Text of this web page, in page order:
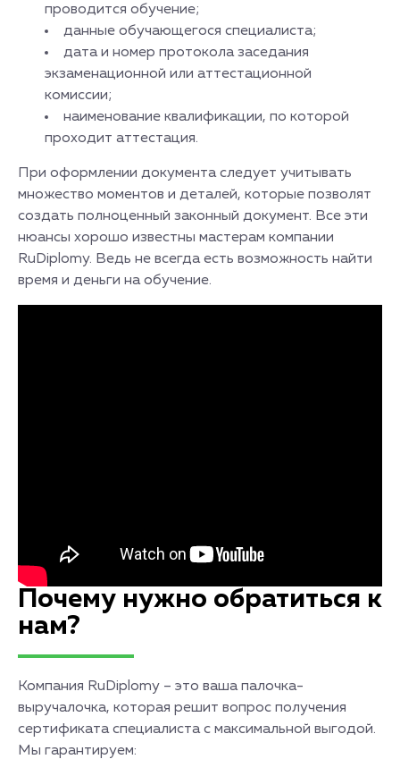
проводится обучение;
данные обучающегося специалиста;
дата и номер протокола заседания
экзаменационной или аттестационной
комиссии;
наименование квалификации, по которой
проходит аттестация.
При оформлении документа следует учитывать
множество моментов и деталей, которые позволят
создать полноценный законный документ. Все эти
нюансы хорошо известны мастерам компании
RuDiplomy. Ведь не всегда есть возможность найти
время и деньги на обучение.
Почему нужно обратиться к
нам?
Компания RuDiplomy – это ваша палочка-
выручалочка, которая решит вопрос получения
сертификата специалиста с максимальной выгодой.
Мы гарантируем: